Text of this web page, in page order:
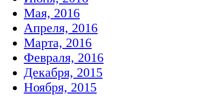
Мая, 2016
Апреля, 2016
Марта, 2016
Февраля, 2016
Декабря, 2015
Ноября, 2015